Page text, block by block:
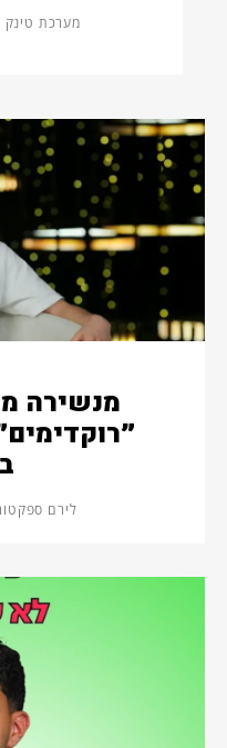
מערכת טינק
מנשירה
לירם